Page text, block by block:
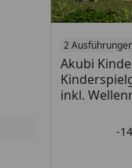
2
Akubi
inkl.
-